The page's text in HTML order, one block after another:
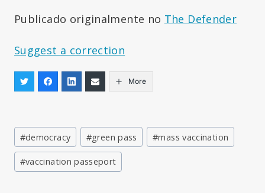
Publicado originalmente no The Defender
Suggest a correction
More
Post
Tags:
#democracy #green pass #mass vaccination
#vaccination passeport